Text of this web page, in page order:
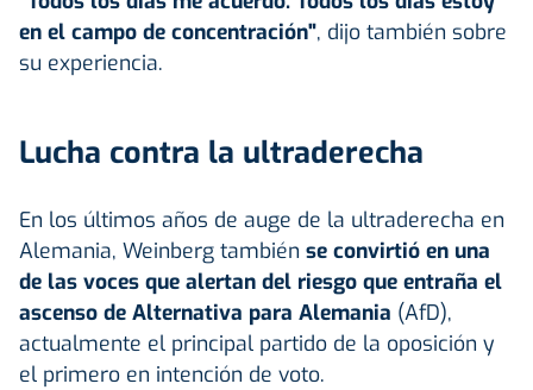
en el campo de concentración", dijo también sobre
su experiencia.
Lucha contra la ultraderecha
En los últimos años de auge de la ultraderecha en
Alemania, Weinberg también se convirtió en una
de las voces que alertan del riesgo que entraña el
ascenso de Alternativa para Alemania (AfD),
actualmente el principal partido de la oposición y
el primero en intención de voto.